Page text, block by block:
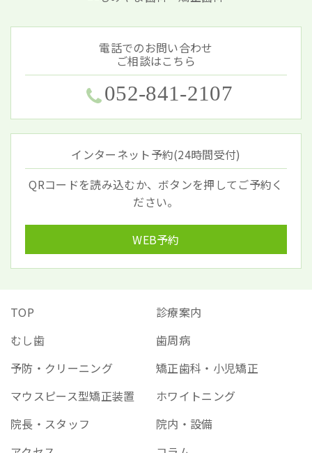
電話でのお問い合わせ
ご相談はこちら
052-841-2107
インターネット予約(24時間受付)
QRコードを読み込むか、ボタンを押してご予約く
ださい。
WEB予約
TOP
診療案内
むし歯
歯周病
予防・クリーニング
矯正歯科・小児矯正
マウスピース型矯正装置
ホワイトニング
院長・スタッフ
院内・設備